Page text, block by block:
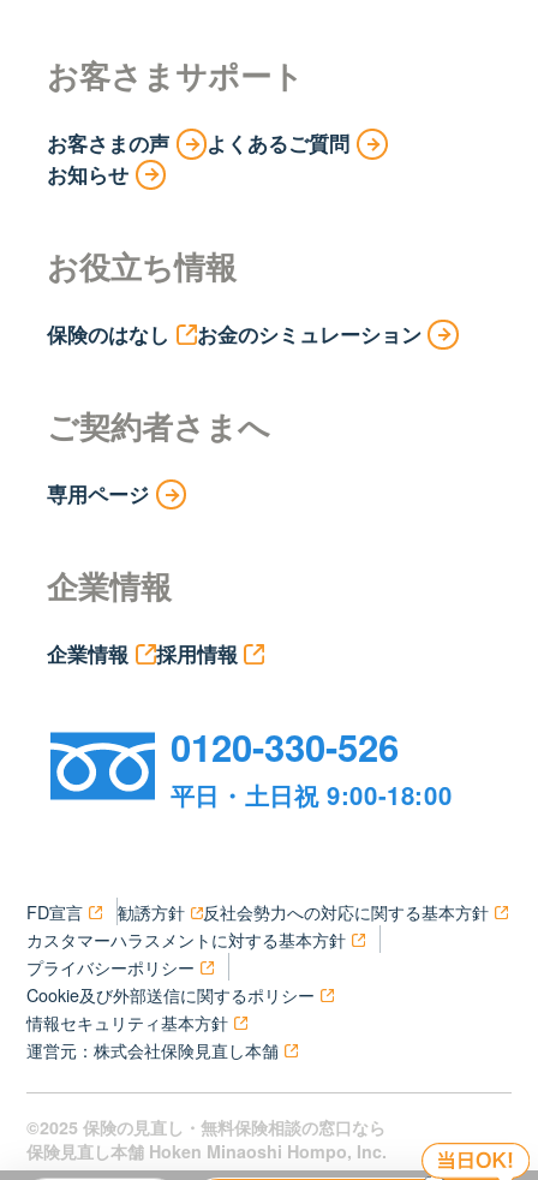
お客さまサポート
お客さまの声
よくあるご質問
お知らせ
お役立ち情報
保険のはなし お金のシミュレーション
ご契約者さまへ
専用ページ
企業情報
企業情報 採用情報
0120-330-526
平日・土日祝 9:00-18:00
FD宣言 勧誘方針
反社会勢力への対応に関する基本方針
カスタマーハラスメントに対する基本方針
プライバシーポリシー
Cookie及び外部送信に関するポリシー
情報セキュリティ基本方針
運営元：株式会社保険見直し本舗
©2025 保険の見直し・無料保険相談の窓口なら
保険見直し本舗 Hoken Minaoshi Hompo, Inc.